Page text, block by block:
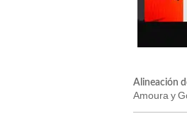
Alineación
Amoura y